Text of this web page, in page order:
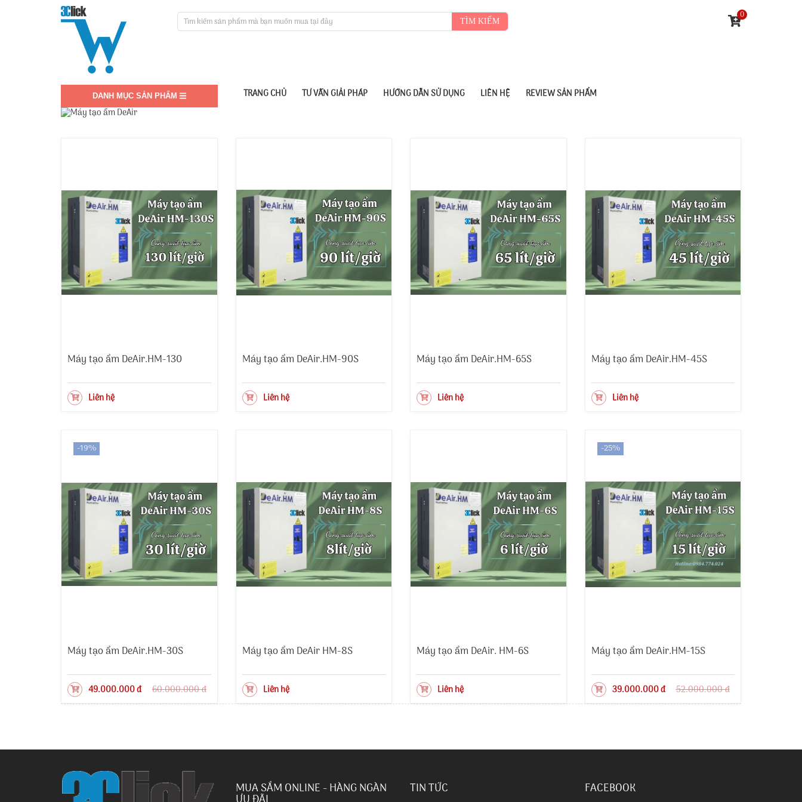
TÌM KIẾM
0
DANH MỤC SẢN PHẨM TRANG CHỦ TƯ VẤN GIẢI PHÁP HƯỚNG DẪN SỬ DỤNG LIÊN HỆ REVIEW SẢN PHẨM
Máy tạo ẩm DeAir.HM-130
Liên hệ
Máy tạo ẩm DeAir.HM-90S
Liên hệ
Máy tạo ẩm DeAir.HM-65S
Liên hệ
Máy tạo ẩm DeAir.HM-45S
Liên hệ
-19%
Máy tạo ẩm DeAir.HM-30S
49.000.000 đ 60.000.000 đ
Máy tạo ẩm DeAir HM-8S
Liên hệ
Máy tạo ẩm DeAir. HM-6S
Liên hệ
-25%
Máy tạo ẩm DeAir.HM-15S
39.000.000 đ 52.000.000 đ
MUA SẮM ONLINE - HÀNG NGÀN TIN TỨC FACEBOOK